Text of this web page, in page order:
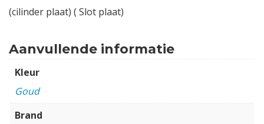
(cilinder plaat) ( Slot plaat)
Aanvullende informatie
Kleur
Goud
Brand